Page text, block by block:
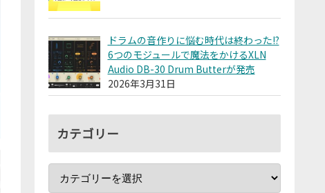
ドラムの音作りに悩む時代は終わった!?
6つのモジュールで魔法をかけるXLN
Audio DB-30 Drum Butterが発売
2026年3月31日
カテゴリー